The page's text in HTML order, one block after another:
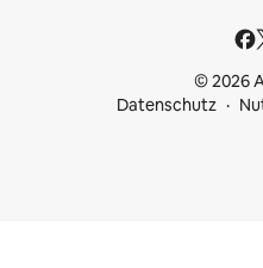
© 2026
Datenschutz